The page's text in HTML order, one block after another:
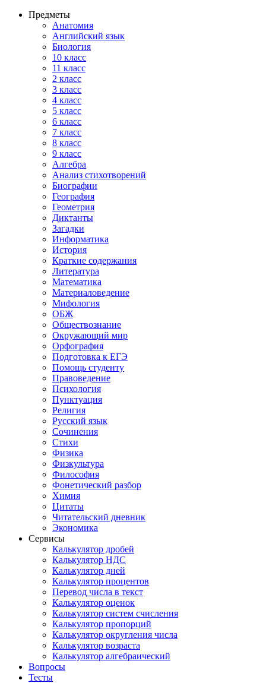
Предметы
Анатомия
Английский язык
Биология
10 класс
11 класс
2 класс
3 класс
4 класс
5 класс
6 класс
7 класс
8 класс
9 класс
Алгебра
Анализ стихотворений
Биографии
География
Геометрия
Диктанты
Загадки
Информатика
История
Краткие содержания
Литература
Математика
Материаловедение
Мифология
ОБЖ
Обществознание
Окружающий мир
Орфография
Подготовка к ЕГЭ
Помощь студенту
Правоведение
Психология
Пунктуация
Религия
Русский язык
Сочинения
Стихи
Физика
Физкультура
Философия
Фонетический разбор
Химия
Цитаты
Читательский дневник
Экономика
Сервисы
Калькулятор дробей
Калькулятор НДС
Калькулятор дней
Калькулятор процентов
Перевод числа в текст
Калькулятор оценок
Калькулятор систем счисления
Калькулятор пропорций
Калькулятор округления числа
Калькулятор возраста
Калькулятор алгебраический
Вопросы
Тесты